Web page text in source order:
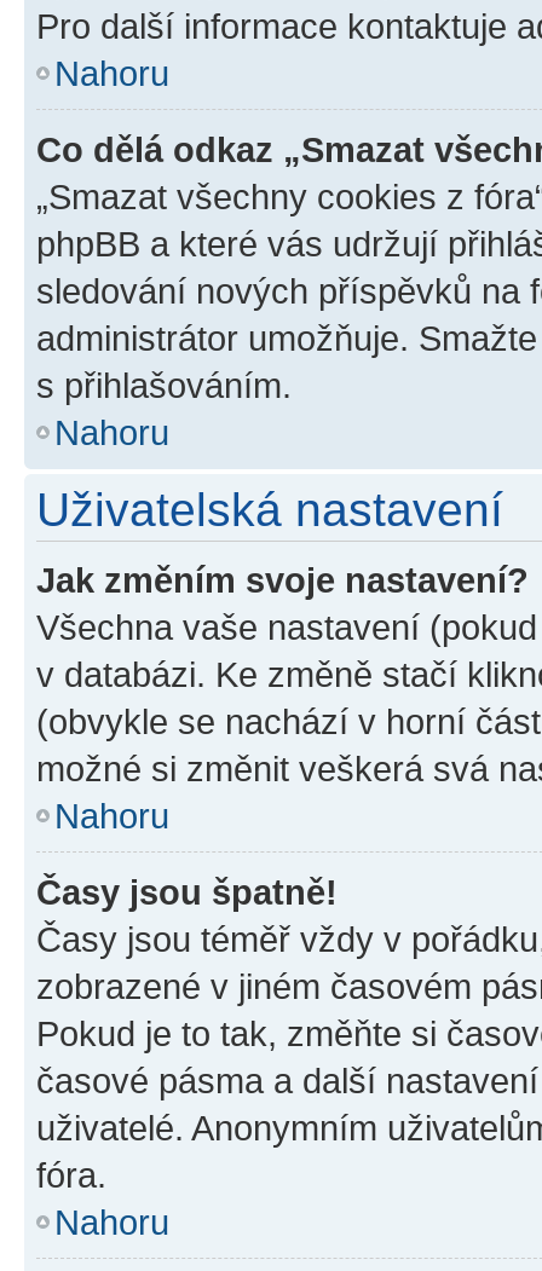
Pro další informace kontaktuje
Nahoru
Co dělá odkaz „Smazat
„Smazat všechny cookies z
phpBB a které vás udržují
sledování nových příspěvků na
administrátor umožňuje.
s přihlašováním.
Nahoru
Uživatelská nastavení
Jak změním svoje nastavení?
Všechna vaše nastavení
v databázi. Ke změně stačí
(obvykle se nachází v horní
možné si změnit veškerá svá
Nahoru
Časy jsou špatně!
Časy jsou téměř vždy v
zobrazené v jiném časovém
Pokud je to tak, změňte si
časové pásma a další
uživatelé. Anonymním
fóra.
Nahoru